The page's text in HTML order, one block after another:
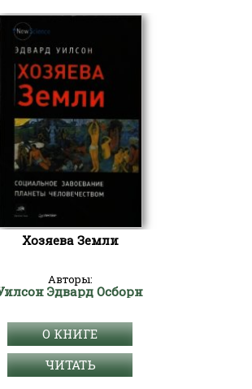
Хозяева Земли
Авторы:
Эдвард Осборн
О КНИГЕ
ЧИТАТЬ